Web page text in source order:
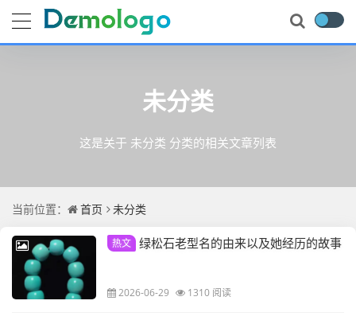
未分类
这是关于 未分类 分类的相关文章列表
当前位置： 首页 未分类
热文 绿松石老型名的由来以及她经历的故事
2026-06-29 1310 阅读